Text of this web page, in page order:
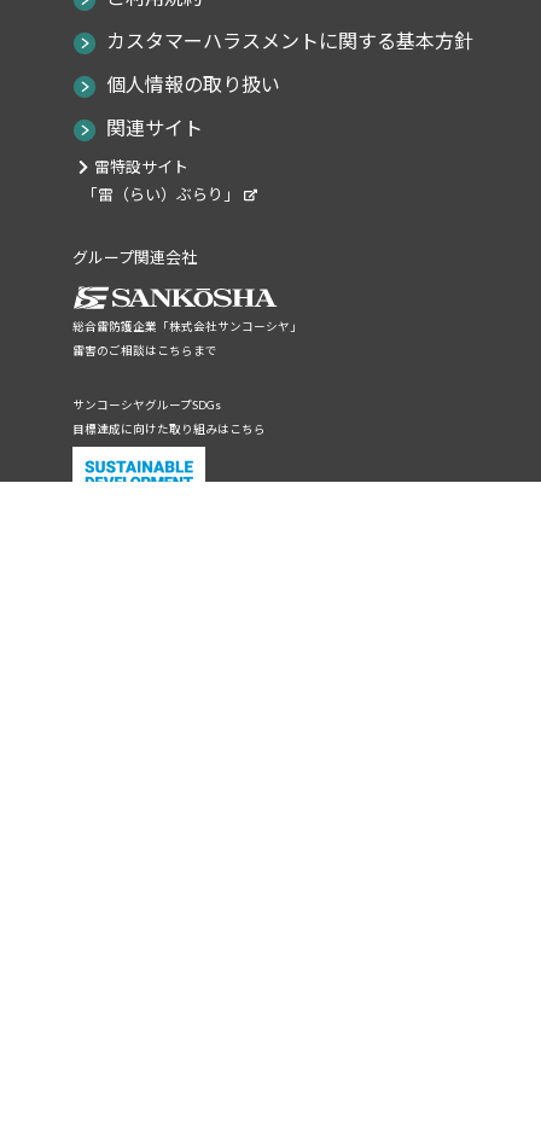
カスタマーハラスメントに関する基本方針
個人情報の取り扱い
関連サイト
雷特設サイト
「雷（らい）ぶらり」
グループ関連会社
総合雷防護企業「株式会社サンコーシヤ」
雷害のご相談はこちらまで
サンコーシヤグループSDGs
目標達成に向けた取り組みはこちら